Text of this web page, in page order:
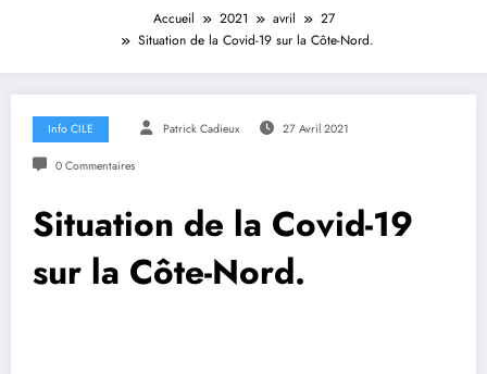
Accueil 2021 avril
27
Situation de la Covid-19 sur la Côte-Nord.
Info CILE Patrick Cadieux 27 Avril 2021
0 Commentaires
Situation de la Covid-19
sur la Côte-Nord.